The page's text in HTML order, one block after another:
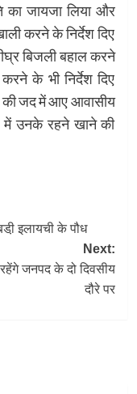
का जायजा लिया और
करने के निर्देश दिए
बिजली बहाल करने
के भी निर्देश दिए
की जद में आए आवासीय
में उनके रहने खाने की
इलायची के पौध
Next:
जनपद के दो दिवसीय
दौरे पर